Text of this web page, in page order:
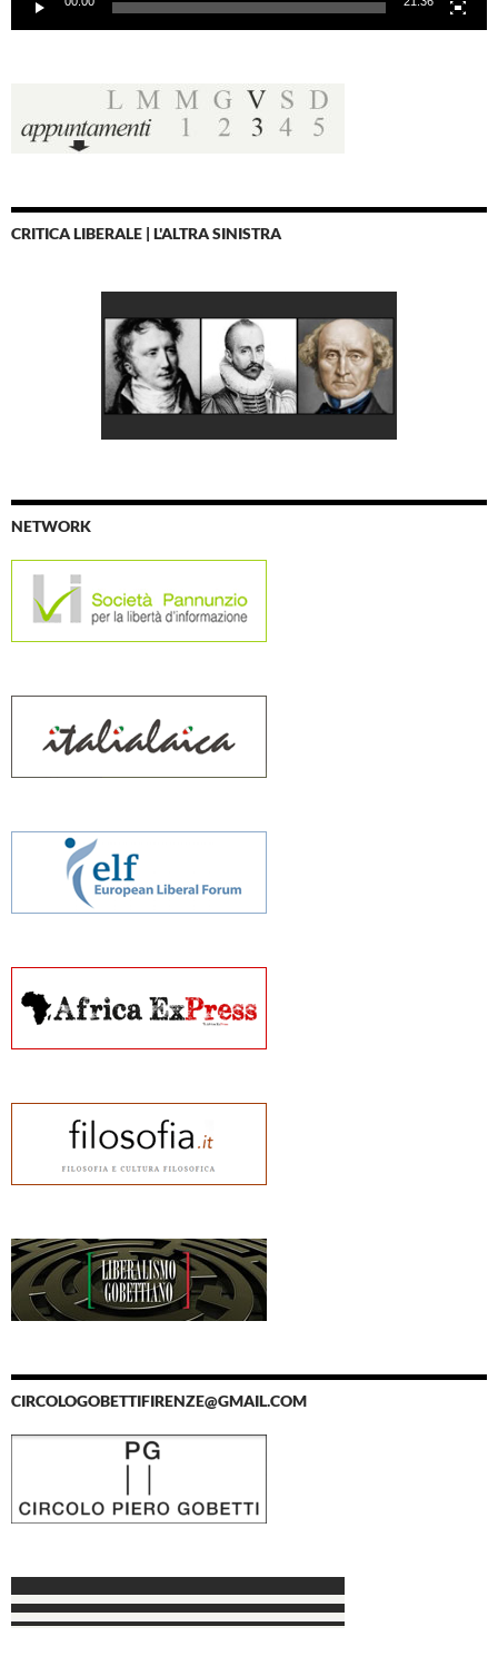
CRITICA LIBERALE | L'ALTRA SINISTRA
NETWORK
CIRCOLOGOBETTIFIRENZE@GMAIL.COM